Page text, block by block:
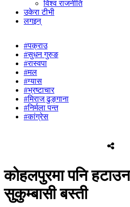
विश्व राजनीति
उकेरा टीभी
लगइन्
#पक्राउ
#सुधन गुरुङ
#रास्वपा
#मल
#ग्यास
#भ्रष्टाचार
#मिराज ढुङ्गाना
#निर्मला पन्त
#कांग्रेस
कोहलपुरमा पनि
सुकुम्बासी बस्ती